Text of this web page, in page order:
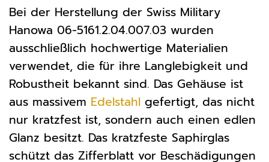
Bei der Herstellung der Swiss Military
Hanowa 06-5161.2.04.007.03 wurden
ausschließlich hochwertige Materialien
verwendet, die für ihre Langlebigkeit und
Robustheit bekannt sind. Das Gehäuse ist
aus massivem Edelstahl gefertigt, das nicht
nur kratzfest ist, sondern auch einen edlen
Glanz besitzt. Das kratzfeste Saphirglas
schützt das Zifferblatt vor Beschädigungen